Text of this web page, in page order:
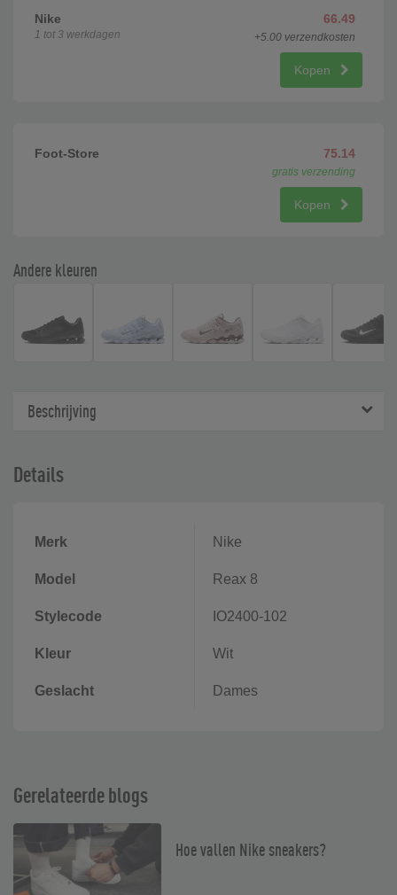
Nike
1 tot 3 werkdagen
66.49
+5.00 verzendkosten
Kopen
Foot-Store 75.14
gratis verzending
Kopen
Andere kleuren
Beschrijving
Details
Merk Nike
Model Reax 8
Stylecode IO2400-102
Kleur Wit
Geslacht Dames
Gerelateerde blogs
Hoe vallen Nike sneakers?